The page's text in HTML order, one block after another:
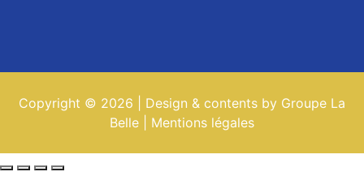
Copyright © 2026 | Design & contents by Groupe La
Belle | Mentions légales